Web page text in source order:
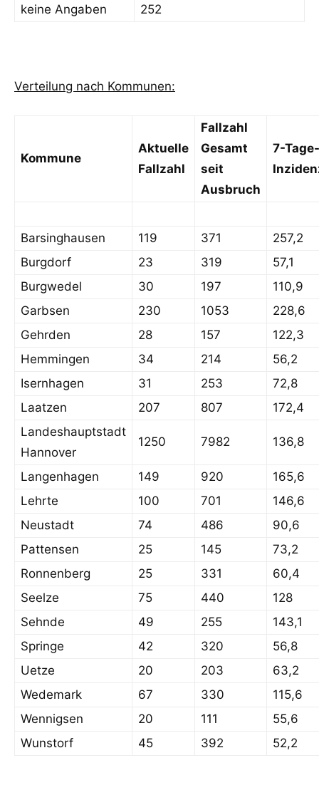
keine Angaben
252
Verteilung nach Kommunen:
Kommune
Aktuelle
Fallzahl
Fallzahl
Gesamt
seit
Ausbruch
7-Tage-
Barsinghausen 119 371
257,2
Burgdorf
23 319
57,1
Burgwedel
30 197
110,9
Garbsen
230 1053
228,6
Gehrden
28 157
122,3
Hemmingen
34 214
56,2
Isernhagen
31 253
72,8
Laatzen
207 807
172,4
Landeshauptstadt
Hannover
1250 7982 136,8
Langenhagen 149 920
165,6
Lehrte
100 701
146,6
Neustadt
74 486
90,6
Pattensen
25 145
73,2
Ronnenberg
25 331
60,4
Seelze
75 440
128
Sehnde
49 255
143,1
Springe
42 320
56,8
Uetze
20 203
63,2
Wedemark
67 330
115,6
Wennigsen
20 111
55,6
Wunstorf
45 392 52,2